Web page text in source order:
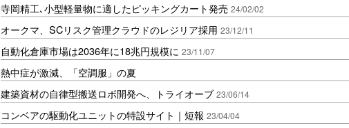
寺岡精工､小型軽量物に適したピッキングカート発売 24/02/02
オークマ、SCリスク管理クラウドのレジリア採用 23/12/11
自動化倉庫市場は2036年に18兆円規模に 23/11/07
熱中症が激減、「空調服」の夏
建築資材の自律型搬送ロボ開発へ、トライオーブ 23/06/14
コンベアの駆動化ユニットの特設サイト｜短報 23/04/04